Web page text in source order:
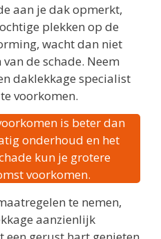
aan je dak opmerkt,
plekken op de
wacht dan niet
de schade. Neem
daklekkage specialist
voorkomen.
is beter dan
onderhoud en het
kun je grotere
voorkomen.
te nemen,
aanzienlijk